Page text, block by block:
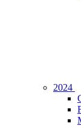
2024